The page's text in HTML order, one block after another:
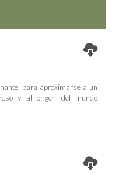
para aproximarse a un
y al origen del mundo